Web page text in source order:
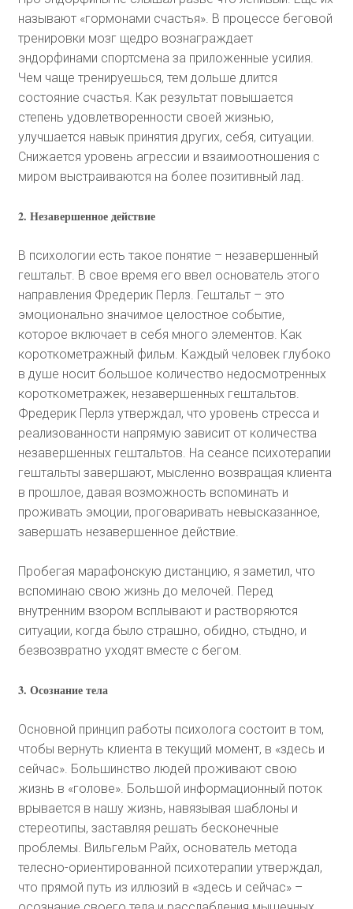
называют «гормонами счастья». В процессе беговой
тренировки мозг щедро вознаграждает
эндорфинами спортсмена за приложенные усилия.
Чем чаще тренируешься, тем дольше длится
состояние счастья. Как результат повышается
степень удовлетворенности своей жизнью,
улучшается навык принятия других, себя, ситуации.
Снижается уровень агрессии и взаимоотношения с
миром выстраиваются на более позитивный лад.
2. Незавершенное действие
В психологии есть такое понятие – незавершенный
гештальт. В свое время его ввел основатель этого
направления Фредерик Перлз. Гештальт – это
эмоционально значимое целостное событие,
которое включает в себя много элементов. Как
короткометражный фильм. Каждый человек глубоко
в душе носит большое количество недосмотренных
короткометражек, незавершенных гештальтов.
Фредерик Перлз утверждал, что уровень стресса и
реализованности напрямую зависит от количества
незавершенных гештальтов. На сеансе психотерапии
гештальты завершают, мысленно возвращая клиента
в прошлое, давая возможность вспоминать и
проживать эмоции, проговаривать невысказанное,
завершать незавершенное действие.
Пробегая марафонскую дистанцию, я заметил, что
вспоминаю свою жизнь до мелочей. Перед
внутренним взором всплывают и растворяются
ситуации, когда было страшно, обидно, стыдно, и
безвозвратно уходят вместе с бегом.
3. Осознание тела
Основной принцип работы психолога состоит в том,
чтобы вернуть клиента в текущий момент, в «здесь и
сейчас». Большинство людей проживают свою
жизнь в «голове». Большой информационный поток
врывается в нашу жизнь, навязывая шаблоны и
стереотипы, заставляя решать бесконечные
проблемы. Вильгельм Райх, основатель метода
телесно-ориентированной психотерапии утверждал,
что прямой путь из иллюзий в «здесь и сейчас» –